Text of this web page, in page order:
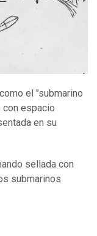
el "submarino
con espacio
en su
sellada con
submarinos